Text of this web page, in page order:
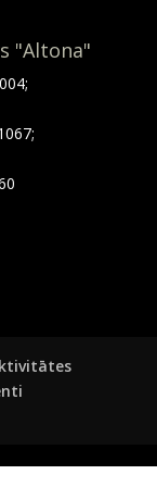
"Altona"